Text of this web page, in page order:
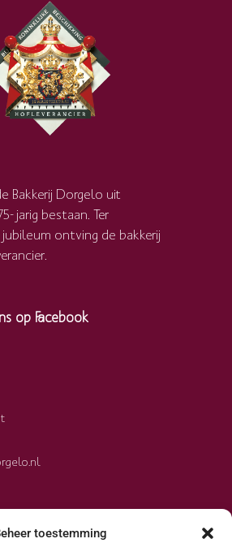
toestemming
Bakkerij Dorgelo uit
jarig bestaan. Ter
ontving de bakkerij
op Facebook
– 13:00